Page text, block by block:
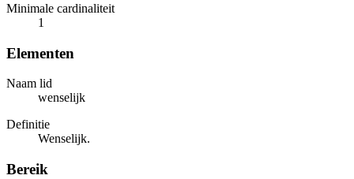
Minimale cardinaliteit
1
Elementen
Naam lid
wenselijk
Definitie
Wenselijk.
Bereik